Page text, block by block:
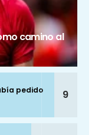
camino al
pedido
9